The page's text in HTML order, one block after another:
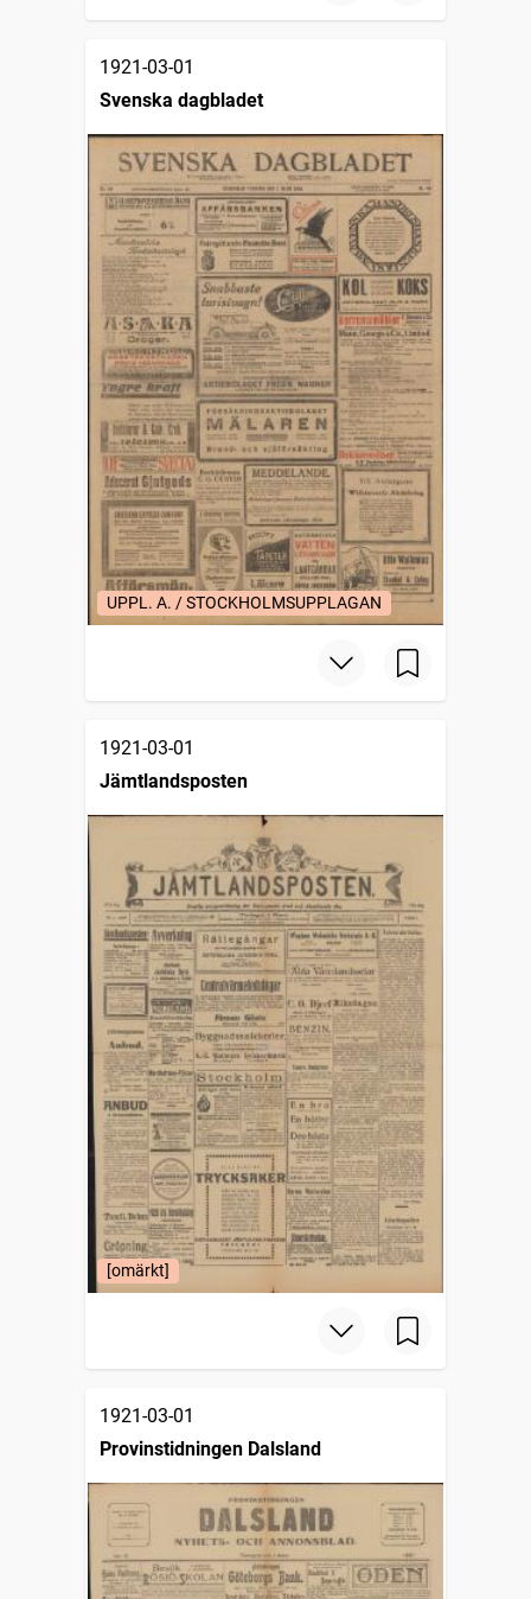
1921-03-01
Svenska dagbladet
UPPL. A. / STOCKHOLMSUPPLAGAN
1921-03-01
Jämtlandsposten
[omärkt]
1921-03-01
Provinstidningen Dalsland